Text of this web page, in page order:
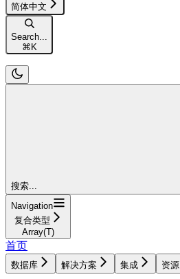
简体中文
Search...
⌘K
搜索...
Navigation
复合类型
Array(T)
首页
数据库 解决方案 集成 资源